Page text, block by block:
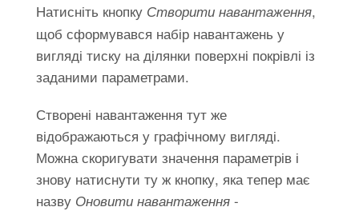
Натисніть кнопку Створити навантаження,
щоб сформувався набір навантажень у
вигляді тиску на ділянки поверхні покрівлі із
заданими параметрами.
Створені навантаження тут же
відображаються у графічному вигляді.
Можна скоригувати значення параметрів і
знову натиснути ту ж кнопку, яка тепер має
назву Оновити навантаження -